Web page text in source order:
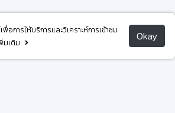
พื่อการให้บริการและวิเคราะห์การเข้าชม
มเติม Okay